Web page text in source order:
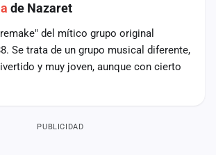
de Nazaret
del mítico grupo original
Se trata de un grupo musical diferente,
y muy joven, aunque con cierto
PUBLICIDAD